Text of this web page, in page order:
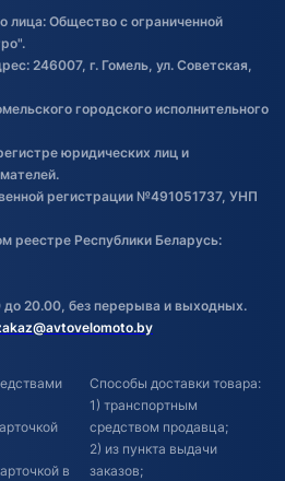
учет
лица: Общество с ограниченной
246007, г. Гомель, ул. Советская,
городского исполнительного
юридических лиц и
регистрации №491051737, УНП
реестре Республики Беларусь:
20.00, без перерыва и выходных.
в
Способы доставки товара:
1) транспортным
средством продавца;
2) из пункта выдачи
заказов;